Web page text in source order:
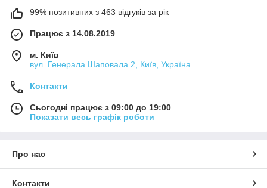
99% позитивних з 463 відгуків за рік
Працює з 14.08.2019
м. Київ
вул. Генерала Шаповала 2, Київ, Україна
Контакти
Сьогодні працює з 09:00 до 19:00
Показати весь графік роботи
Про нас
Контакти